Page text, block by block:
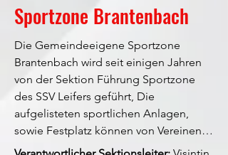
Sportzone Brantenbach
Die Gemeindeeigene Sportzone
Brantenbach wird seit einigen Jahren
von der Sektion Führung Sportzone
des SSV Leifers geführt, Die
aufgelisteten sportlichen Anlagen,
sowie Festplatz können von Vereinen
und auch Privatpersonen genutzt